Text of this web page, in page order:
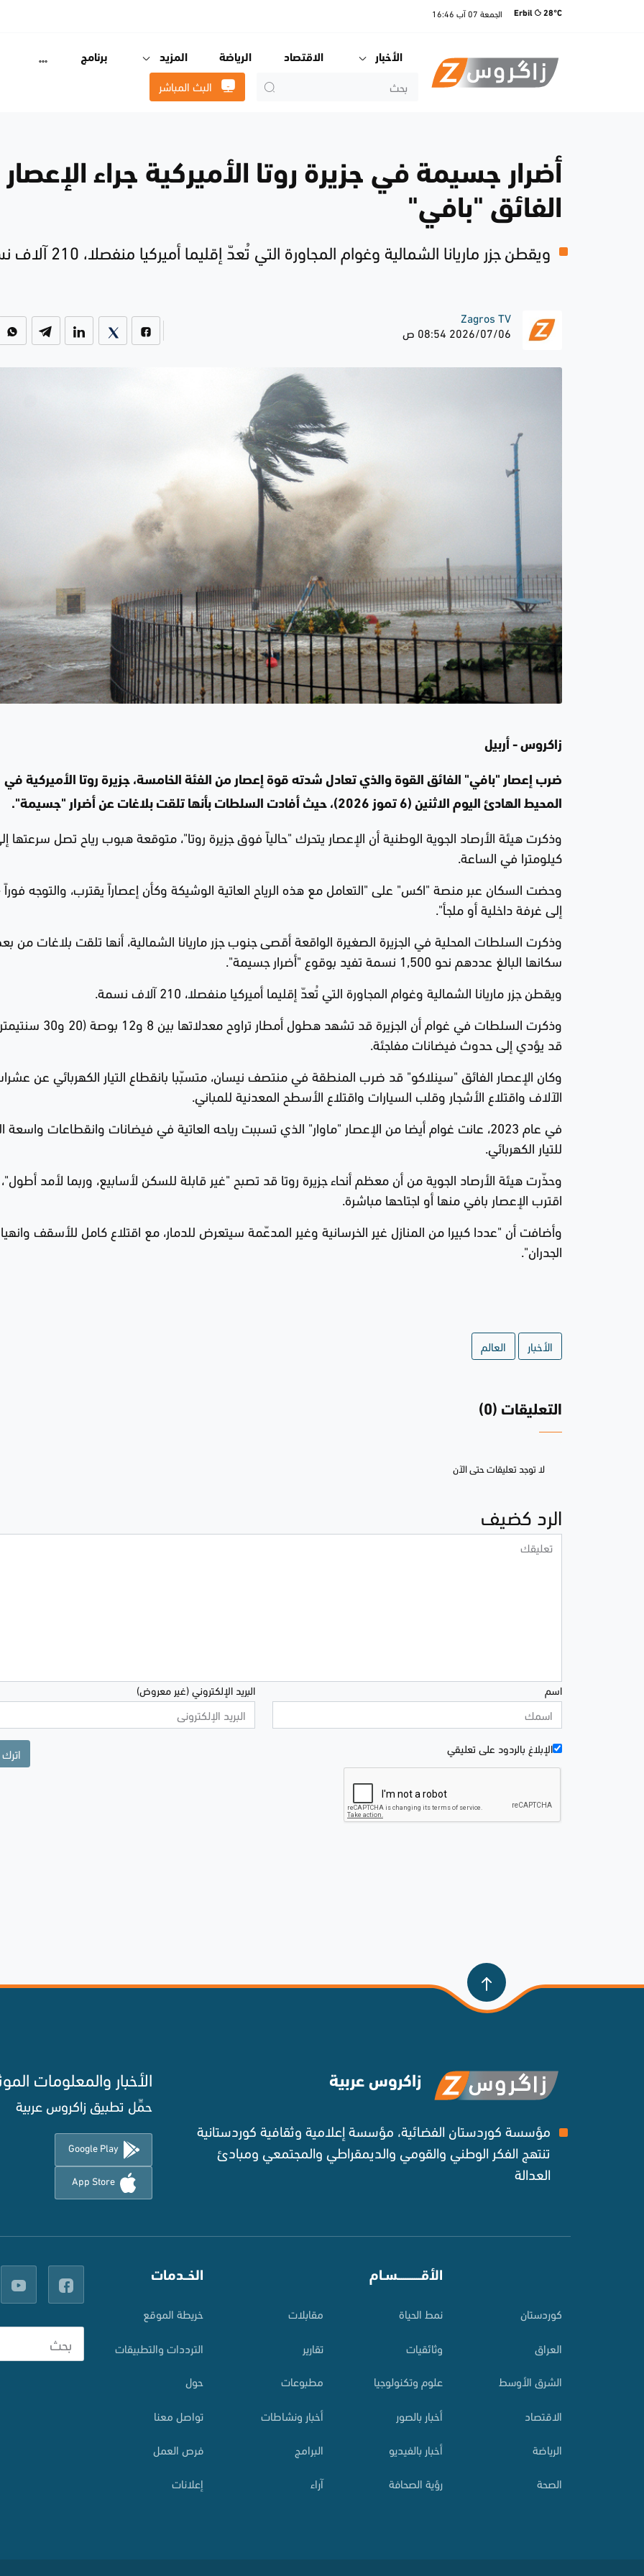
Erbil 28°C الجمعة 07 آب 16:46
الأخبار الاقتصاد الرياضة المزيد برنامج
البث المباشر
أضرار جسيمة في جزيرة روتا الأميركية جراء الإعصار
الفائق "بافي"
ويقطن جزر ماريانا الشمالية وغوام المجاورة التي تُعدّ إقليما أميركيا منفصلا، 210 آلاف نسمة
Zagros TV
2026/07/06 08:54 ص
زاكروس - أربيل
ضرب إعصار "بافي" الفائق القوة والذي تعادل شدته قوة إعصار من الفئة الخامسة، جزيرة روتا الأميركية في
المحيط الهادئ اليوم الاثنين (6 تموز 2026)، حيث أفادت السلطات بأنها تلقت بلاغات عن أضرار "جسيمة".
كيلومترا في الساعة.
وحضت السكان عبر منصة "اكس" على "التعامل مع هذه الرياح العاتية الوشيكة وكأن إعصاراً يقترب، والتوجه فوراً
إلى غرفة داخلية أو ملجأ".
وذكرت السلطات المحلية في الجزيرة الصغيرة الواقعة أقصى جنوب جزر ماريانا الشمالية، أنها تلقت بلاغات من
سكانها البالغ عددهم نحو 1,500 نسمة تفيد بوقوع "أضرار جسيمة".
ويقطن جزر ماريانا الشمالية وغوام المجاورة التي تُعدّ إقليما أميركيا منفصلا، 210 آلاف نسمة.
وذكرت السلطات في غوام أن الجزيرة قد تشهد هطول أمطار
قد يؤدي إلى حدوث فيضانات مفاجئة.
وكان الإعصار الفائق "سينلاكو" قد ضرب المنطقة في منتصف نيسان، متسبّبا بانقطاع التيار الكهربائي عن
الآلاف واقتلاع الأشجار وقلب السيارات واقتلاع الأسطح المعدنية للمباني.
في عام 2023، عانت غوام أيضا من الإعصار "ماوار" الذي تسببت رياحه العاتية في فيضانات وانقطاعات واسعة
للتيار الكهربائي.
وحذّرت هيئة الأرصاد الجوية من أن معظم أنحاء جزيرة روتا قد تصبح "غير قابلة للسكن لأسابيع، وربما لأمد أطول"،
اقترب الإعصار بافي منها أو اجتاحها مباشرة.
وأضافت أن "عددا كبيرا من المنازل غير الخرسانية وغير المدعّمة سيتعرض للدمار، مع اقتلاع كامل للأسقف
الجدران".
الأخبار العالم
التعليقات (0)
لا توجد تعليقات حتى الآن
الرد كضيف
اسم البريد الإلكتروني (غير معروض)
الإبلاغ بالردود علی تعليقي
زاكروس عربية
مؤسسة كوردستان الفضائية، مؤسسة إعلامية وثقافية كوردستانية
تنتهج الفكر الوطني والقومي والديمقراطي والمجتمعي ومبادئ
العدالة ‌
الأخبار والمعلومات
حمِّل تطبيق زاكروس عربية
Google Play
App Store
کوردستان
العراق
الشرق الأوسط
الاقتصاد
الرياضة
الصحة
الأقـــــــــــسـام
نمط الحياة
وثائقيات
علوم وتكنولوجيا
أخبار بالصور
أخبار بالفيديو
رؤية الصحافة
مقابلات
تقارير
مطبوعات
أخبار ونشاطات
البرامج
آراء
الخــدمات
خريطة الموقع
الترددات والتطبيقات
حول
تواصل معنا
فرص العمل
إعلانات